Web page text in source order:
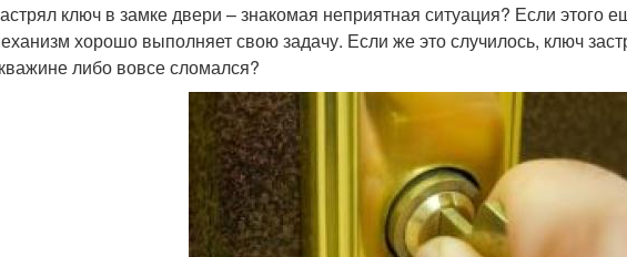
ключ в замке двери – знакомая неприятная ситуация? Если этого
хорошо выполняет свою задачу. Если же это случилось, ключ
либо вовсе сломался?